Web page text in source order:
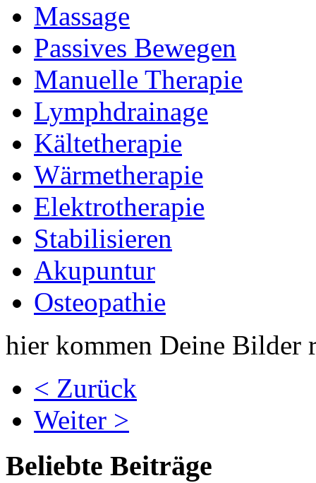
Massage
Passives Bewegen
Manuelle Therapie
Lymphdrainage
Kältetherapie
Wärmetherapie
Elektrotherapie
Stabilisieren
Akupuntur
Osteopathie
hier kommen Deine Bilder
< Zurück
Weiter >
Beliebte Beiträge